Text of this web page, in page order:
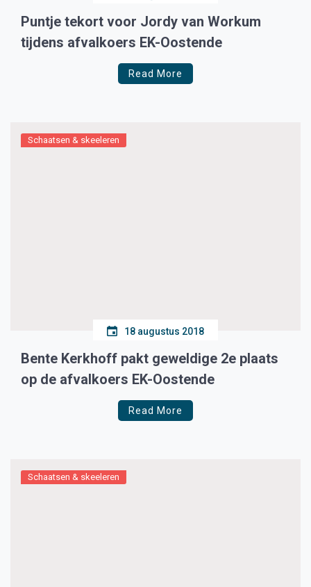
Puntje tekort voor Jordy van Workum
tijdens afvalkoers EK-Oostende
Read More
Schaatsen & skeeleren
18 augustus 2018
Bente Kerkhoff pakt geweldige 2e plaats
op de afvalkoers EK-Oostende
Read More
Schaatsen & skeeleren